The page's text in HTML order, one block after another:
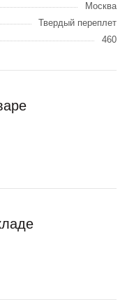
Москва
Твердый переплет
460